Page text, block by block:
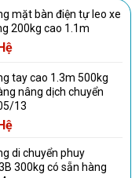
mặt bàn điện tự leo xe
200kg cao 1.1m
tay cao 1.3m 500kg
nâng dịch chuyển
13
di chuyển phuy
300kg có sẵn hàng